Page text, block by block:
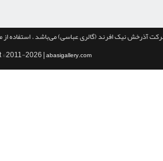
آذرخش نیک افرند(گالری عباسی)می‌باشد . استفاده
abasigallery.com
| Copyright ©2011-2026